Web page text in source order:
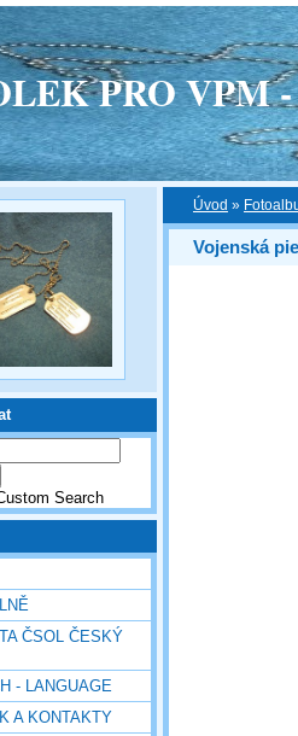
PRO VPM
ČSOL ČESKÝ
- LANGUAGE
A KONTAKTY
Úvod »
Vojenská